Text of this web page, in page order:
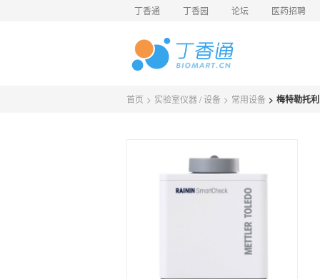
丁香通 丁香园 论坛 医药招聘
首页 > 实验室仪器 / 设备 > 常用设备 > 梅特勒托